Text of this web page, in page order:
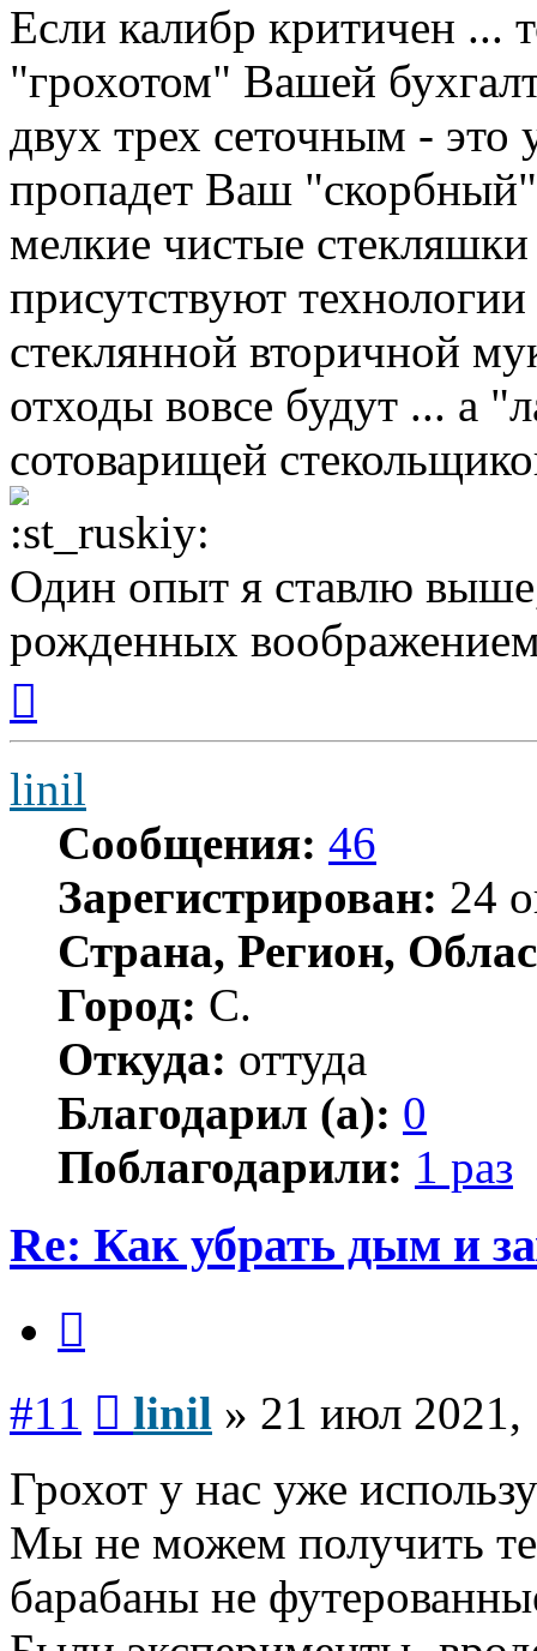
Если калибр критичен ...
"грохотом" Вашей
двух трех сеточным -
пропадет Ваш
мелкие чистые стекляшки
присутствуют
стеклянной вторичной
отходы вовсе будут ... а
сотоварищей
Один опыт я ставлю
рожденных
началу
linil
Сообщения: 46
Зарегистрирован: 24
Страна, Регион,
Город: С.
Откуда: оттуда
Благодарил (а): 0
Поблагодарили: 1 раз
Re: Как убрать дым и
#11 linil » 21 июл 2021,
Грохот у нас уже
Мы не можем получить
барабаны не